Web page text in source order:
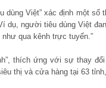
Việt” xác định một số
dụ, người tiêu dùng Việt
qua kênh trực tuyến.”
thích ứng với sự thay
thị và cửa hàng tại 63